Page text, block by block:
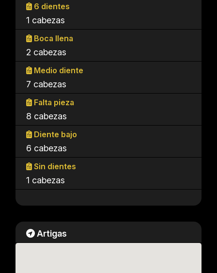
6 dientes
1 cabezas
Boca llena
2 cabezas
Medio diente
7 cabezas
Falta pieza
8 cabezas
Diente bajo
6 cabezas
Sin dientes
1 cabezas
Artigas